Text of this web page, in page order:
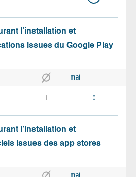
l’installation et
issues du Google Play
mai
1 0
l’installation et
issues des app stores